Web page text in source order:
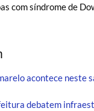
com síndrome de
acontece neste
debatem